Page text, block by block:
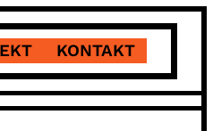
KONTAKT